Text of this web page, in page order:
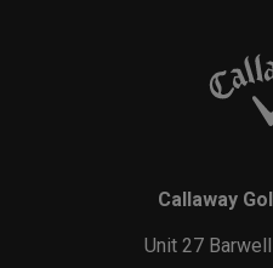
Callaway
Unit 27